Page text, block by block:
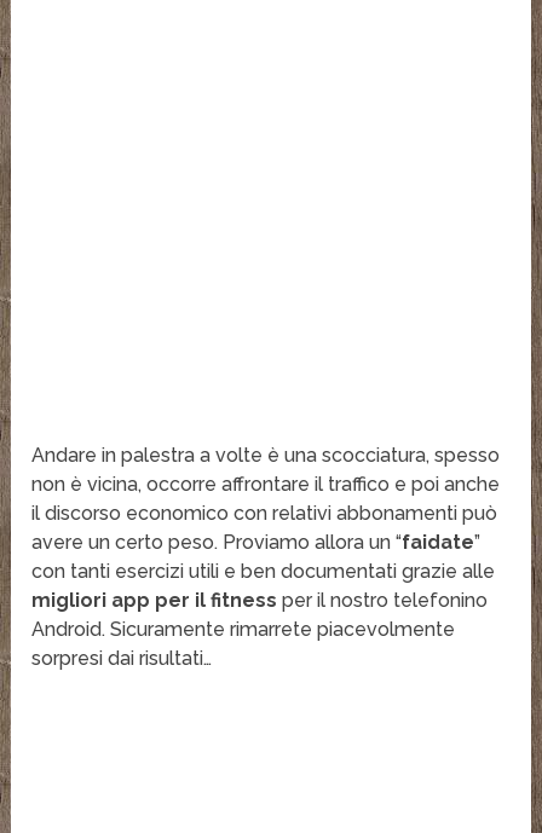
Andare in palestra a volte è una scocciatura, spesso
non è vicina, occorre affrontare il traffico e poi anche
il discorso economico con relativi abbonamenti può
avere un certo peso. Proviamo allora un “faidate”
con tanti esercizi utili e ben documentati grazie alle
migliori app per il fitness per il nostro telefonino
Android. Sicuramente rimarrete piacevolmente
sorpresi dai risultati…